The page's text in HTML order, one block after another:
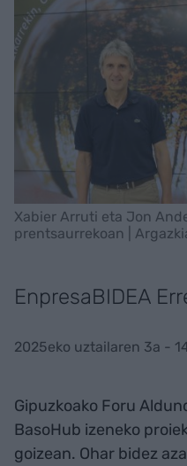
Xabier Arruti eta Jon
prentsaurrekoan |
EnpresaBIDEA
2025eko uztailaren 3a -
Gipuzkoako Foru
BasoHub izeneko
goizean. Ohar bidez